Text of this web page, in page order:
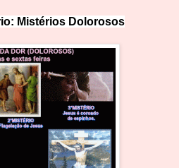
Mistérios Dolorosos